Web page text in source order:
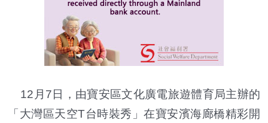
12月7日，由寶安區文化廣電旅遊體育局主辦的
「大灣區天空T台時裝秀」在寶安濱海廊橋精彩開